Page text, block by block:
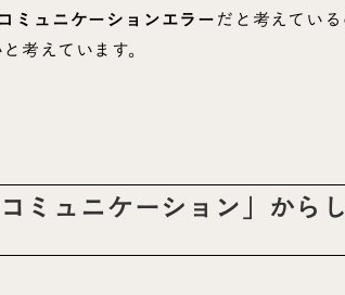
ミュニケーションエラーだと考えてい
考えています。
ミュニケーション」から